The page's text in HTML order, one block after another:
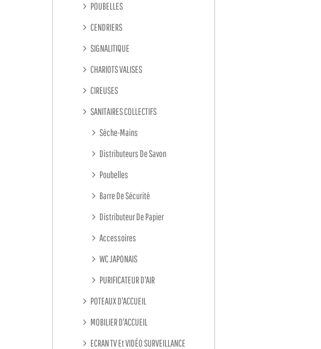
POUBELLES
CENDRIERS
SIGNALITIQUE
CHARIOTS VALISES
CIREUSES
SANITAIRES COLLECTIFS
Sèche-Mains
Distributeurs De Savon
Poubelles
Barre De Sécurité
Distributeur De Papier
Accessoires
WC JAPONAIS
PURIFICATEUR D'AIR
POTEAUX D'ACCUEIL
MOBILIER D'ACCUEIL
ECRAN TV Et VIDÉO SURVEILLANCE